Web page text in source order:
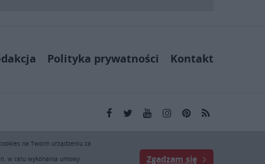
Polityka prywatności Kontakt
KAI zabronione i stanowią naruszenie ustaw o
do prenumeraty serwisu prasowego KAI: tel.
na Twoim urządzeniu za
w celu wykonania umowy
Zgadzam się